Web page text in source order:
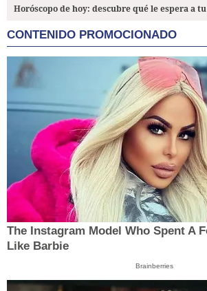
Horóscopo de hoy: descubre qué le espera a
CONTENIDO PROMOCIONADO
The Instagram Model Who Spent A
Like Barbie
Brainberries